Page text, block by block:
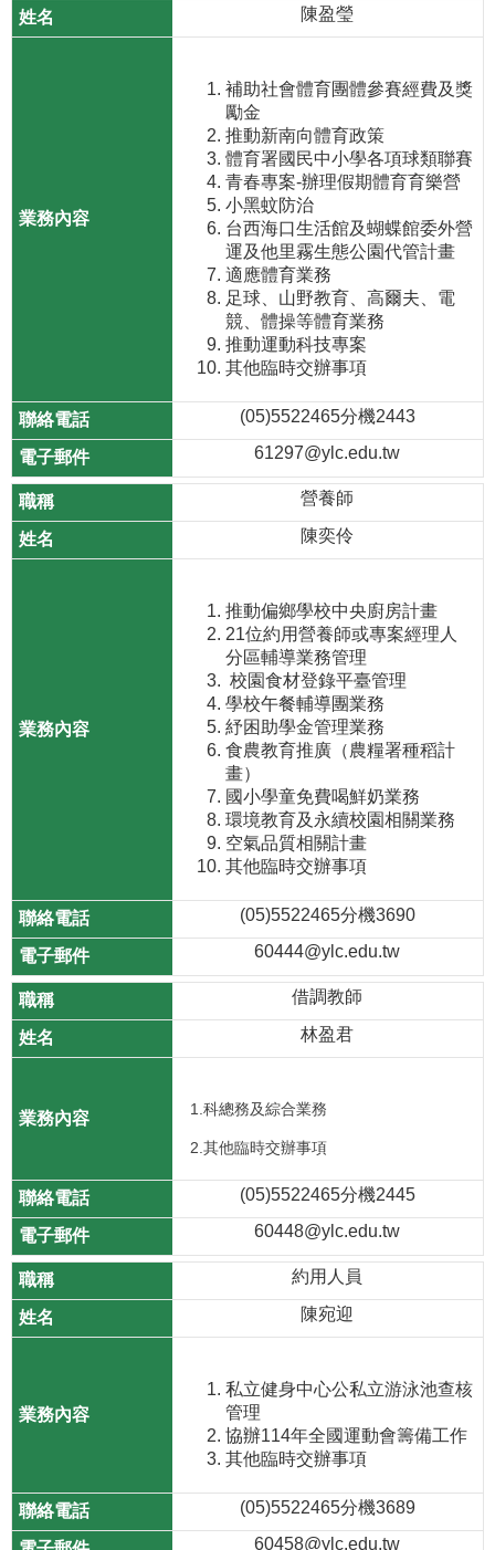
陳盈瑩
補助社會體育團體參賽經費及獎
勵金
推動新南向體育政策
體育署國民中小學各項球類聯賽
青春專案-辦理假期體育育樂營
小黑蚊防治
台西海口生活館及蝴蝶館委外營
運及他里霧生態公園代管計畫
適應體育業務
足球、山野教育、高爾夫、電
競、體操等體育業務
推動運動科技專案
其他臨時交辦事項
(05)5522465分機2443
61297@ylc.edu.tw
營養師
陳奕伶
推動偏鄉學校中央廚房計畫
21位約用營養師或專案經理人
分區輔導業務管理
校園食材登錄平臺管理
學校午餐輔導團業務
紓困助學金管理業務
食農教育推廣（農糧署種稻計
畫）
國小學童免費喝鮮奶業務
環境教育及永續校園相關業務
空氣品質相關計畫
其他臨時交辦事項
(05)5522465分機3690
60444@ylc.edu.tw
借調教師
林盈君
1.科總務及綜合業務
2.其他臨時交辦事項
(05)5522465分機2445
60448@ylc.edu.tw
約用人員
陳宛迎
私立健身中心公私立游泳池查核
管理
協辦114年全國運動會籌備工作
其他臨時交辦事項
(05)5522465分機3689
60458@ylc.edu.tw